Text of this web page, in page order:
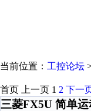
当前位置： 工控论坛
首页 上一页 1 2 下一
三菱FX5U 简单